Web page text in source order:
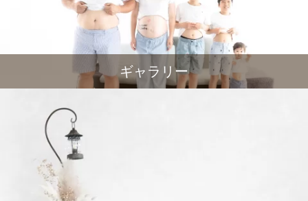
ギャラリー